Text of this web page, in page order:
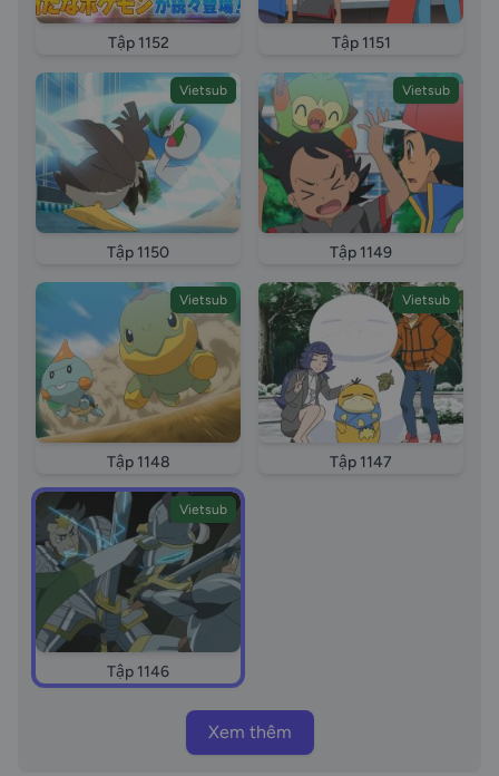
Tập 1152 Tập 1151
Vietsub
Tập 1150
Vietsub
Tập 1149
Vietsub
Tập 1148
Vietsub
Tập 1147
Vietsub
Tập 1146
Xem thêm